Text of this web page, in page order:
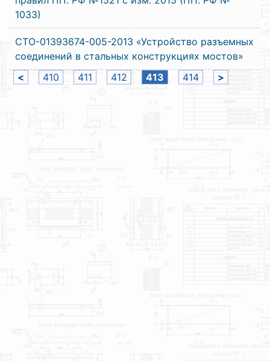
1033)
СТО-01393674-005-2013 «Устройство разъемных
соединений в стальных конструкциях мостов»
<
410 411 412 413 414 >